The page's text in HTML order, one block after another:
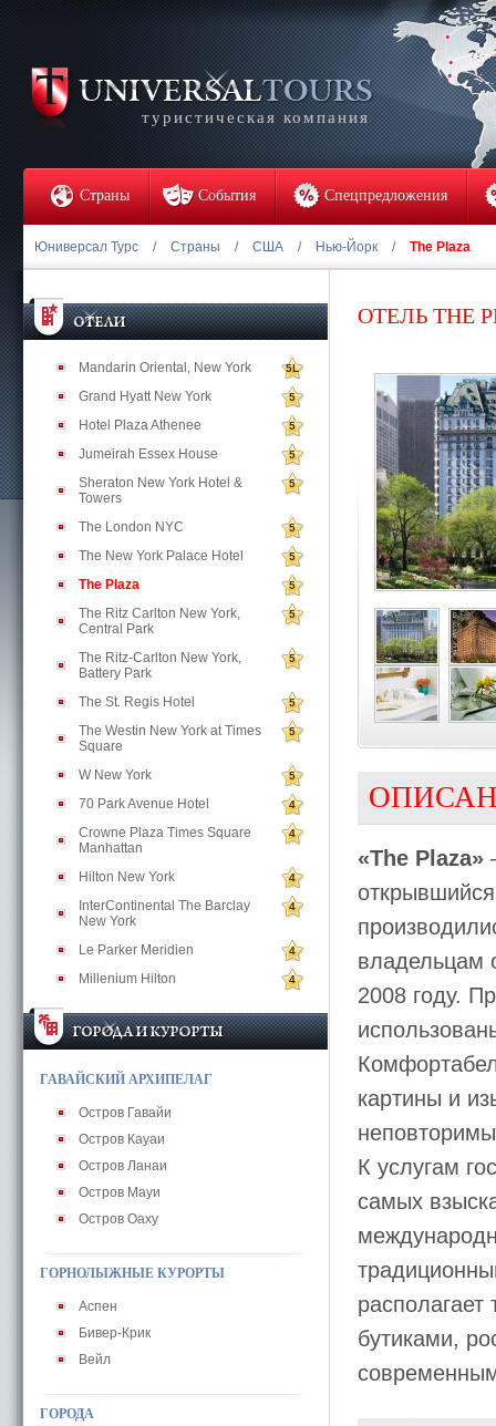
туристическая компания
Страны События Спецпредложения
Юниверсал Турс / Страны / США / Нью-Йорк / The Plaza
Mandarin Oriental, New York 5L
Grand Hyatt New York 5
Hotel Plaza Athenee 5
Jumeirah Essex House 5
Sheraton New York Hotel &
Towers
5
The London NYC 5
The New York Palace Hotel 5
The Plaza 5
The Ritz Carlton New York,
Central Park
5
The Ritz-Carlton New York,
Battery Park
5
The St. Regis Hotel 5
The Westin New York at Times
Square
5
W New York 5
70 Park Avenue Hotel 4
Crowne Plaza Times Square
Manhattan
4
Hilton New York 4
InterContinental The Barclay
New York
4
Le Parker Meridien 4
Millenium Hilton 4
ГАВАЙСКИЙ АРХИПЕЛАГ
Остров Гавайи
Остров Кауаи
Остров Ланаи
Остров Мауи
Остров Оаху
ГОРНОЛЫЖНЫЕ КУРОРТЫ
Аспен
Бивер-Крик
Вейл
ГОРОДА
ОТЕЛЬ THE
«The Plaza»
владельцам
2008 году.
картины и
К услугам
самых
бутиками,